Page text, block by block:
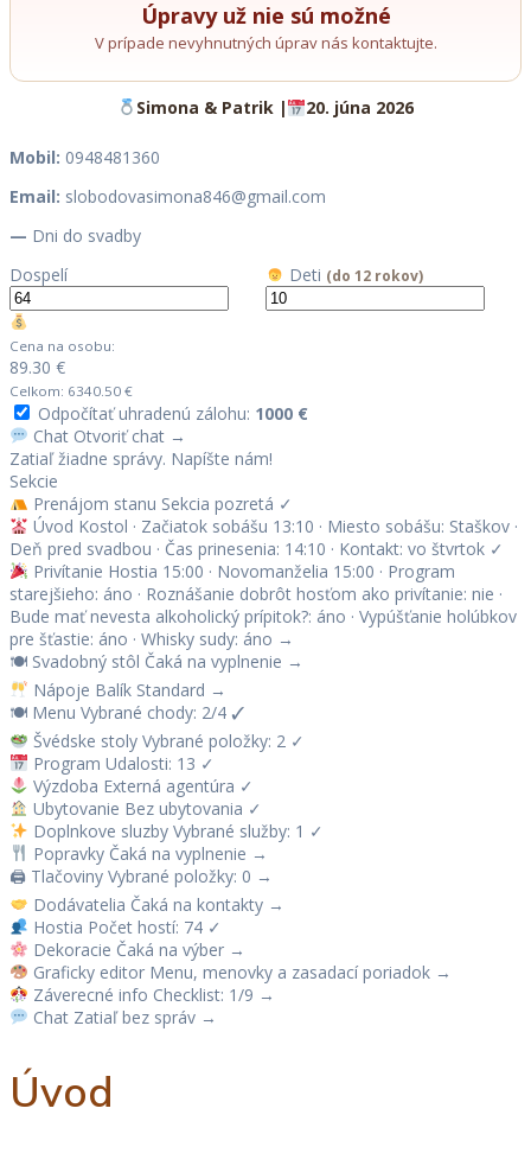
Úpravy už nie sú možné
V prípade nevyhnutných úprav nás kontaktujte.
Simona & Patrik | 20. júna 2026
Mobil: 0948481360
Email: slobodovasimona846@gmail.com
— Dni do svadby
Dospelí
Deti (do 12 rokov)
Cena na osobu:
89.30 €
Celkom: 6340.50 €
Odpočítať uhradenú zálohu: 1000 €
Chat Otvoriť chat →
Zatiaľ žiadne správy. Napíšte nám!
Sekcie
Prenájom stanu Sekcia pozretá ✓
Úvod Kostol · Začiatok sobášu 13:10 · Miesto sobášu: Staškov ·
Deň pred svadbou · Čas prinesenia: 14:10 · Kontakt: vo štvrtok ✓
Privítanie Hostia 15:00 · Novomanželia 15:00 · Program
starejšieho: áno · Roznášanie dobrôt hosťom ako privítanie: nie ·
Bude mať nevesta alkoholický prípitok?: áno · Vypúšťanie holúbkov
pre šťastie: áno · Whisky sudy: áno →
🍽 Svadobný stôl Čaká na vyplnenie →
Nápoje Balík Standard →
🍽 Menu Vybrané chody: 2/4 ✓
Švédske stoly Vybrané položky: 2 ✓
Program Udalosti: 13 ✓
Výzdoba Externá agentúra ✓
Ubytovanie Bez ubytovania ✓
Doplnkove sluzby Vybrané služby: 1 ✓
Popravky Čaká na vyplnenie →
🖨 Tlačoviny Vybrané položky: 0 →
Dodávatelia Čaká na kontakty →
Hostia Počet hostí: 74 ✓
Dekoracie Čaká na výber →
Graficky editor Menu, menovky a zasadací poriadok →
Záverecné info Checklist: 1/9 →
Chat Zatiaľ bez správ →
Úvod